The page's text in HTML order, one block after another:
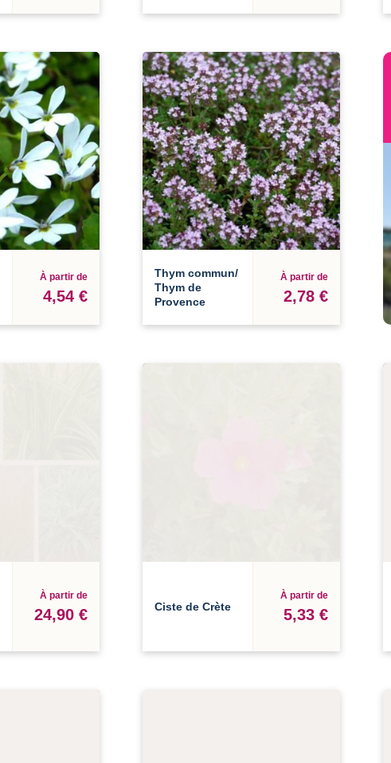
À partir de
4,54 €
Thym commun/
Thym de
Provence
À partir de
2,78 €
À partir de
24,90 € Ciste de Crète
À partir de
5,33 €